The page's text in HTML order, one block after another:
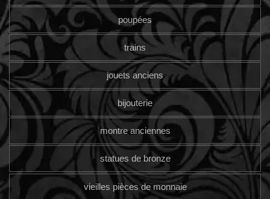
poupées
trains
jouets anciens
bijouterie
montre anciennes
statues de bronze
vieilles pièces de monnaie